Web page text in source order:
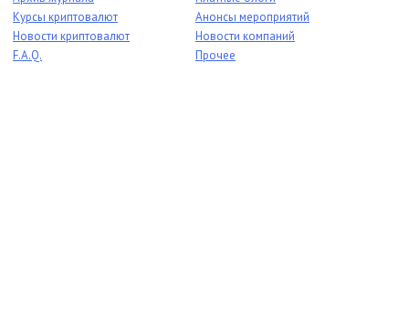
Курсы криптовалют
Новости криптовалют
F.A.Q.
Анонсы мероприятий
Новости компаний
Прочее